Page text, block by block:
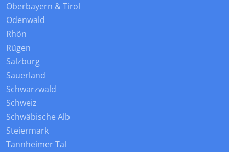
Oberbayern & Tirol
Odenwald
Rhön
Rügen
Salzburg
Sauerland
Schwarzwald
Schweiz
Schwäbische Alb
Steiermark
Tannheimer Tal